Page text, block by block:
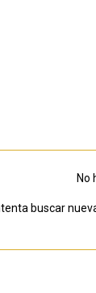
No
buscar